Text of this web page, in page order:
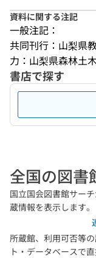
資料に関する注記
一般注記：
共同刊行：山梨県
力：山梨県森林土
書店で探す
全国の図書
国立国会図書館サー
蔵情報を表示します。
所蔵館、利用可否等
ト・データベースで